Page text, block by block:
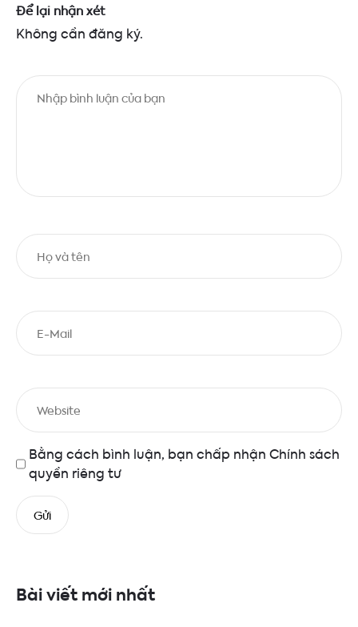
Để lại nhận xét
Không cần đăng ký.
Bằng cách bình luận, bạn chấp nhận Chính sách
quyền riêng tư
Bài viết mới nhất